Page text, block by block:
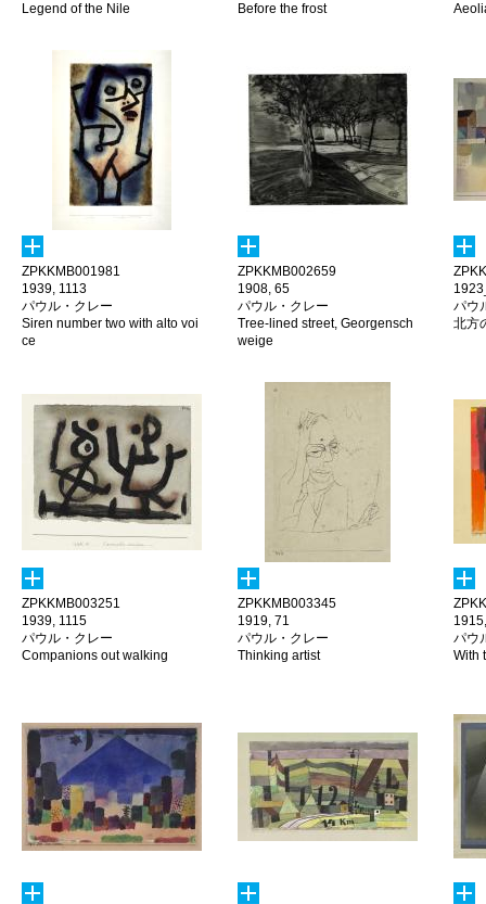
Legend of the Nile
Before the frost
ZPKKMB001981
1939, 1113
パウル・クレー
Siren number two with alto voi
ce
ZPKKMB002659
1908, 65
パウル・クレー
Tree-lined street, Georgensch
weige
パウ
北方
ZPKKMB003251
1939, 1115
パウル・クレー
Companions out walking
ZPKKMB003345
1919, 71
パウル・クレー
Thinking artist
パウ
With